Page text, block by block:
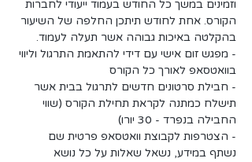
וזמינים במשך כל החודש בעמוד ייעודי לחברות
הקורס. אחת לחודש תיתכן החלפה של השיעור
בהקלטה באיכות גבוהה אשר תעלה לעמוד.
- מפגש זום אישי עם דידי להתאמת התרגול וליווי
בוואטסאפ לאורך כל הקורס
- חבילת סרטונים חדשים לתרגול בבית אשר
תישלח כמתנה לקראת תחילת הקורס (שווי
החבילה בנפרד - 30 יורו)
- הצטרפות לקבוצת וואטסאפ פרטית שם
נשתף במידע, נשאל שאלות על כל נושא